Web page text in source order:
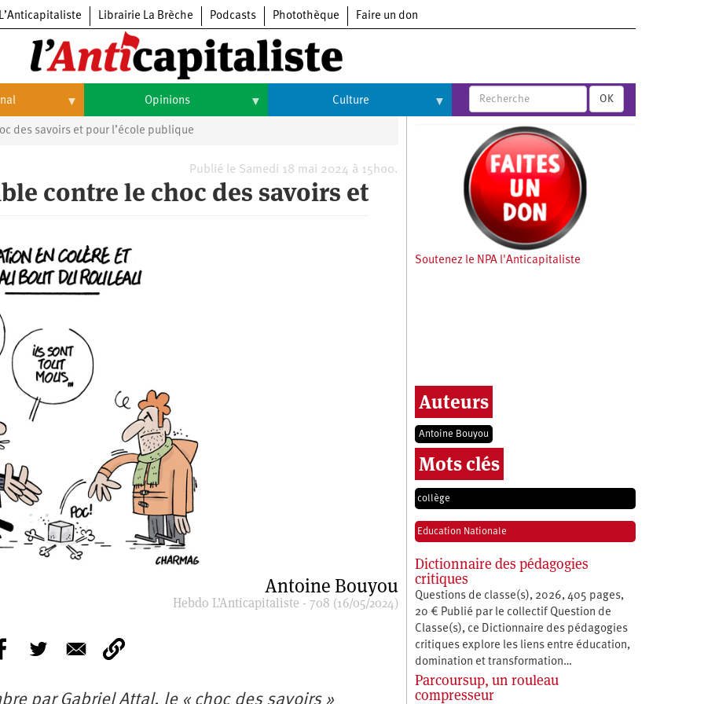
L’Anticapitaliste Librairie La Brèche Podcasts Photothèque Faire un don
Opinions
Opinions
Culture
Arts
Cinéma
OK
des savoirs et pour l’école publique
Publié le Samedi 18 mai 2024 à 15h00.
contre le choc des savoirs et
Antoine Bouyou
Hebdo L’Anticapitaliste - 708 (16/05/2024)
par Gabriel Attal, le « choc des savoirs »
Soutenez le NPA l'Anticapitaliste
Auteurs
Antoine Bouyou
Mots clés
collège
Education Nationale
Dictionnaire des pédagogies
critiques
Questions de classe(s), 2026, 405 pages,
20 € Publié par le collectif Question de
Classe(s), ce Dictionnaire des pédagogies
critiques explore les liens entre éducation,
­domination et transformation…
Parcoursup, un rouleau
compresseur